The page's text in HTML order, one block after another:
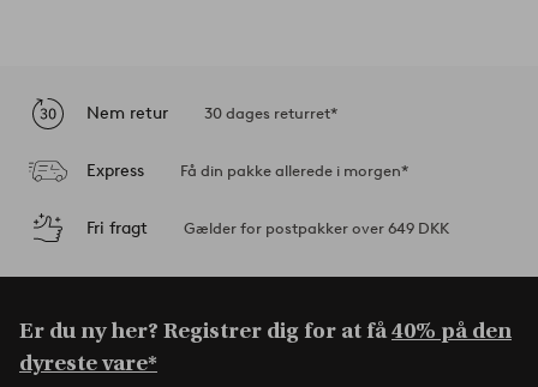
Nem retur 30 dages returret*
Express Få din pakke allerede i morgen*
Fri fragt Gælder for postpakker over 649 DKK
Er du ny her? Registrer dig for at få40% på den
dyreste vare*